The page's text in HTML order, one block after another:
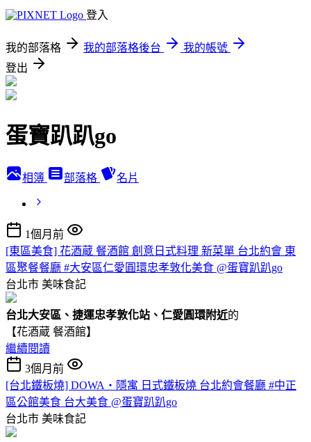
登入
我的部落格 我的部落格後台
我的帳號
登出
蛋寶趴趴go
相簿 部落格 名片
1個月前
[東區美食] 花酒蔵 餐酒館 創意日式料理 新菜單 台北約會 東
區聚餐餐廳 #大安區仁愛圓環忠孝敦化美食 @蛋寶趴趴go
台北市 美味食記
台北大安區、捷運忠孝敦化站、仁愛圓環附近的
【花酒蔵 餐酒館】
繼續閱讀
3個月前
[台北鐵板燒] DOWA・隱寓 日式鐵板燒 台北約會餐廳 #中正
區公館美食 台大美食 @蛋寶趴趴go
台北市 美味食記